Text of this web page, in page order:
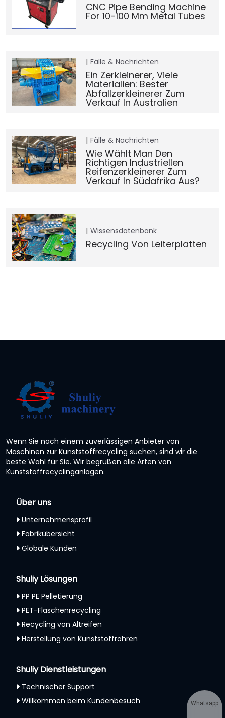
CNC Pipe Bending Machine
For 10-100 Mm Metal Tubes
Fälle & Nachrichten
Ein Zerkleinerer, Viele
Materialien: Bester
Abfallzerkleinerer Zum
Verkauf In Australien
Fälle & Nachrichten
Wie Wählt Man Den
Richtigen Industriellen
Reifenzerkleinerer Zum
Verkauf In Südafrika Aus?
Wissensdatenbank
Recycling Von Leiterplatten
Wenn Sie nach einem zuverlässigen Anbieter von
Maschinen zur Kunststoffrecycling suchen, sind wir die
beste Wahl für Sie. Wir begrüßen alle Arten von
Kunststoffrecyclinganlagen.
Über uns
Unternehmensprofil
Fabrikübersicht
Globale Kunden
Shuliy Lösungen
PP PE Pelletierung
PET-Flaschenrecycling
Recycling von Altreifen
Herstellung von Kunststoffrohren
Shuliy Dienstleistungen
Technischer Support
Willkommen beim Kundenbesuch
Whatsapp